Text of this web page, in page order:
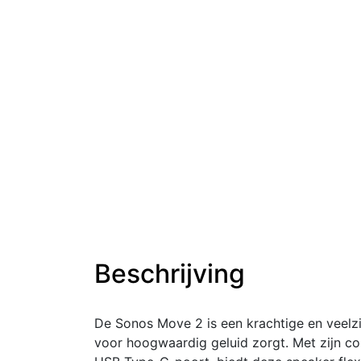
Beschrijving
De Sonos Move 2 is een krachtige en
voor hoogwaardig geluid zorgt. Met zijn